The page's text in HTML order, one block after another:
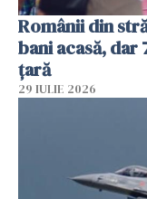
Românii din
bani acasă, dar
țară
29 IULIE 2026